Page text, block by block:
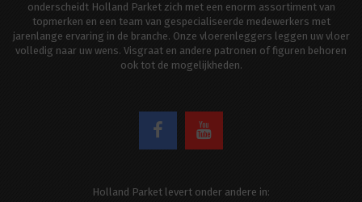
onderscheidt Holland Parket zich met een enorm assortiment van
topmerken en een team van gespecialiseerde medewerkers met
jarenlange ervaring in de branche. Onze vloerenleggers leggen uw vloer
volledig naar uw wens. Visgraat en andere patronen of figuren behoren
ook tot de mogelijkheden.
Holland Parket levert onder andere in: